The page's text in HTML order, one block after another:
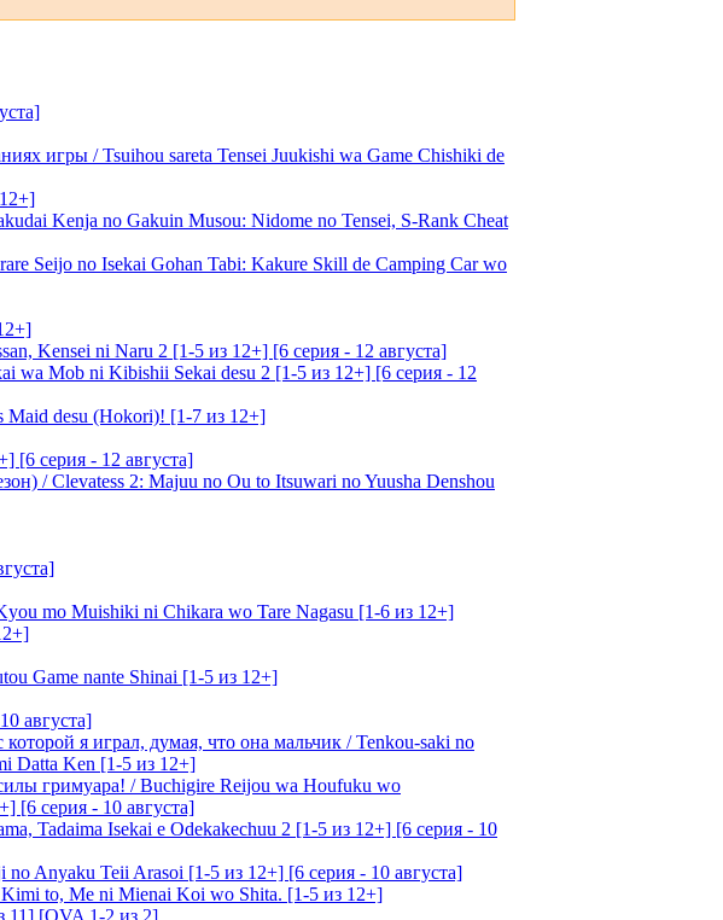
игры / Tsuihou sareta Tensei Juukishi wa Game Chishiki de
Kenja no Gakuin Musou: Nidome no Tensei, S-Rank Cheat
Seijo no Isekai Gohan Tabi: Kakure Skill de Camping Car wo
Kensei ni Naru 2 [1-5 из 12+] [6 серия - 12 августа]
wa Mob ni Kibishii Sekai desu 2 [1-5 из 12+] [6 серия - 12
Maid desu (Hokori)! [1-7 из 12+]
[6 серия - 12 августа]
/ Clevatess 2: Majuu no Ou to Itsuwari no Yuusha Denshou
mo Muishiki ni Chikara wo Tare Nagasu [1-6 из 12+]
Game nante Shinai [1-5 из 12+]
августа]
я играл, думая, что она мальчик / Tenkou-saki no
Datta Ken [1-5 из 12+]
гримуара! / Buchigire Reijou wa Houfuku wo
[6 серия - 10 августа]
Tadaima Isekai e Odekakechuu 2 [1-5 из 12+] [6 серия - 10
Anyaku Teii Arasoi [1-5 из 12+] [6 серия - 10 августа]
to, Me ni Mienai Koi wo Shita. [1-5 из 12+]
11] [OVA 1-2 из 2]